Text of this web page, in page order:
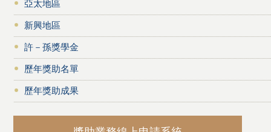
亞太地區
新興地區
許－孫獎學金
歷年獎助名單
歷年獎助成果